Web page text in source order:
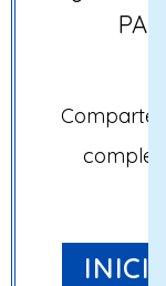
Comparte